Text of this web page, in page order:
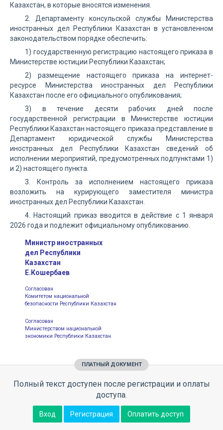
Казахстан, в которые вносятся изменения.
2. Департаменту консульской службы Министерства
иностранных дел Республики Казахстан в установленном
законодательством порядке обеспечить:
1) государственную регистрацию настоящего приказа в
Министерстве юстиции Республики Казахстан;
2) размещение настоящего приказа на интернет-
ресурсе Министерства иностранных дел Республики
Казахстан после его официального опубликования;
3) в течение десяти рабочих дней после
государственной регистрации в Министерстве юстиции
Республики Казахстан настоящего приказа представление в
Департамент юридической службы Министерства
иностранных дел Республики Казахстан сведений об
исполнении мероприятий, предусмотренных подпунктами 1)
и 2) настоящего пункта.
3. Контроль за исполнением настоящего приказа
возложить на курирующего заместителя министра
иностранных дел Республики Казахстан.
4. Настоящий приказ вводится в действие с 1 января
2026 года и подлежит официальному опубликованию.
Министр иностранных
дел Республики
Казахстан
Е.Кошербаев
Согласован
Комитетом национальной
безопасности Республики Казахстан
Согласован
Министерством национальной
экономики Республики Казахстан
ПЛАТНЫЙ ДОКУМЕНТ
Полный текст доступен после регистрации и оплаты
доступа.
Вход Регистрация Оплатить доступ